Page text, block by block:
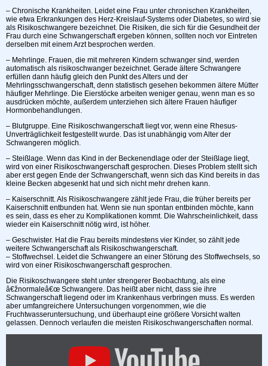
– Chronische Krankheiten. Leidet eine Frau unter chronischen Krankheiten,
wie etwa Erkrankungen des Herz-Kreislauf-Systems oder Diabetes, so wird sie
als Risikoschwangere bezeichnet. Die Risiken, die sich für die Gesundheit der
Frau durch eine Schwangerschaft ergeben können, sollten noch vor Eintreten
derselben mit einem Arzt besprochen werden.
– Mehrlinge. Frauen, die mit mehreren Kindern schwanger sind, werden
automatisch als risikoschwanger bezeichnet. Gerade ältere Schwangere
erfüllen dann häufig gleich den Punkt des Alters und der
Mehrlingsschwangerschaft, denn statistisch gesehen bekommen ältere Mütter
häufiger Mehrlinge. Die Eierstöcke arbeiten weniger genau, wenn man es so
ausdrücken möchte, außerdem unterziehen sich ältere Frauen häufiger
Hormonbehandlungen.
– Blutgruppe. Eine Risikoschwangerschaft liegt vor, wenn eine Rhesus-
Unverträglichkeit festgestellt wurde. Das ist unabhängig vom Alter der
Schwangeren möglich.
– Steißlage. Wenn das Kind in der Beckenendlage oder der Steißlage liegt,
wird von einer Risikoschwangerschaft gesprochen. Dieses Problem stellt sich
aber erst gegen Ende der Schwangerschaft, wenn sich das Kind bereits in das
kleine Becken abgesenkt hat und sich nicht mehr drehen kann.
– Kaiserschnitt. Als Risikoschwangere zählt jede Frau, die früher bereits per
Kaiserschnitt entbunden hat. Wenn sie nun spontan entbinden möchte, kann
es sein, dass es eher zu Komplikationen kommt. Die Wahrscheinlichkeit, dass
wieder ein Kaiserschnitt nötig wird, ist höher.
– Geschwister. Hat die Frau bereits mindestens vier Kinder, so zählt jede
weitere Schwangerschaft als Risikoschwangerschaft.
– Stoffwechsel. Leidet die Schwangere an einer Störung des Stoffwechsels, so
wird von einer Risikoschwangerschaft gesprochen.
Die Risikoschwangere steht unter strengerer Beobachtung, als eine
â€žnormaleâ€œ Schwangere. Das heißt aber nicht, dass sie ihre
Schwangerschaft liegend oder im Krankenhaus verbringen muss. Es werden
aber umfangreichere Untersuchungen vorgenommen, wie die
Fruchtwasseruntersuchung, und überhaupt eine größere Vorsicht walten
gelassen. Dennoch verlaufen die meisten Risikoschwangerschaften normal.